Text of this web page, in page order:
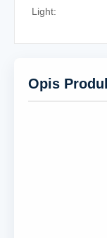
Light:
Opis